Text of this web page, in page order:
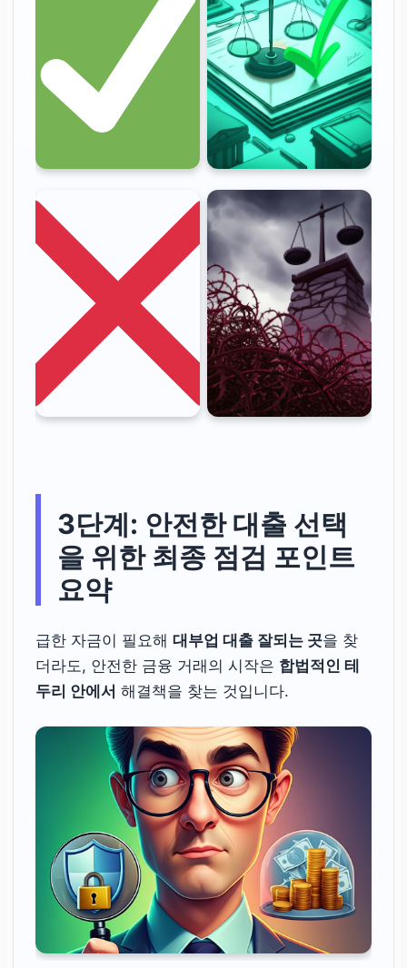
3단계: 안전한 대출 선택
을 위한 최종 점검 포인트
요약
급한 자금이 필요해대부업 대출 잘되는 곳을 찾
더라도, 안전한 금융 거래의 시작은 합법적인 테
두리 안에서 해결책을 찾는 것입니다.